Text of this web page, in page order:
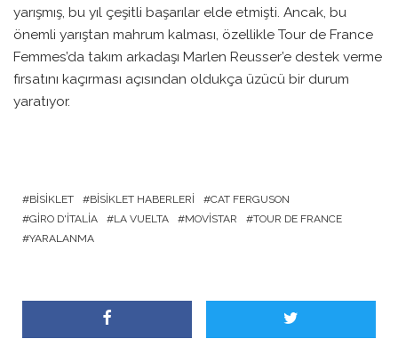
yarışmış, bu yıl çeşitli başarılar elde etmişti. Ancak, bu
önemli yarıştan mahrum kalması, özellikle Tour de France
Femmes’da takım arkadaşı Marlen Reusser’e destek verme
fırsatını kaçırması açısından oldukça üzücü bir durum
yaratıyor.
BISIKLET BISIKLET HABERLERI
CAT FERGUSON
GIRO D'ITALIA
LA VUELTA MOVISTAR
TOUR DE FRANCE
YARALANMA